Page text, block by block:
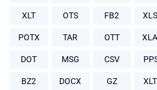
XLT OTS FB2
POTX TAR OTT
DOT MSG CSV
BZ2 DOCX GZ